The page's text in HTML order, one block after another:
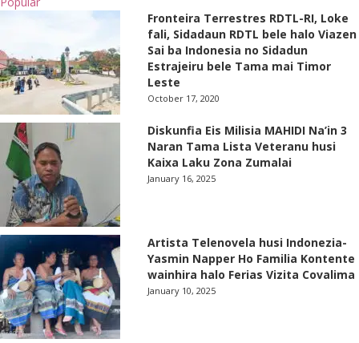
Fronteira Terrestres RDTL-RI, Loke
fali, Sidadaun RDTL bele halo Viazen
Sai ba Indonesia no Sidadun
Estrajeiru bele Tama mai Timor
Leste
October 17, 2020
Diskunfia Eis Milisia MAHIDI Na’in 3
Naran Tama Lista Veteranu husi
Kaixa Laku Zona Zumalai
January 16, 2025
Artista Telenovela husi Indonezia-
Yasmin Napper Ho Familia Kontente
wainhira halo Ferias Vizita Covalima
January 10, 2025